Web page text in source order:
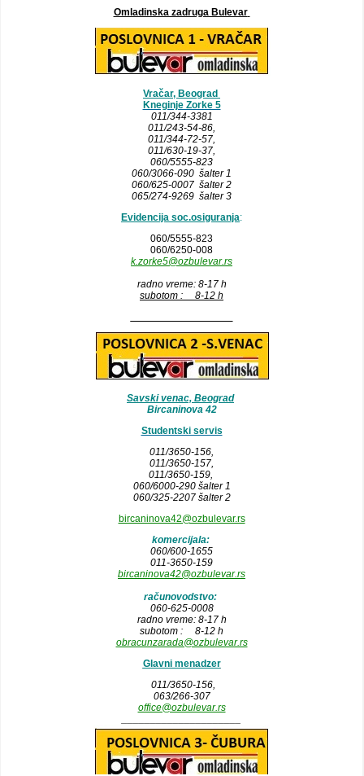
Omladinska zadruga Bulevar
Vračar, Beograd
Kneginje Zorke 5
011/344-3381
011/243-54-86,
011/344-72-57,
011/630-19-37,
060/5555-823
060/3066-090 šalter 1
060/625-0007 šalter 2
065/274-9269 šalter 3
Evidencija soc.osiguranja:
060/5555-823
060/6250-008
k.zorke5@ozbulevar.rs
radno vreme: 8-17 h
subotom : 8-12 h
Savski venac, Beograd
Bircaninova 42
Studentski servis
011/3650-156,
011/3650-157,
011/3650-159,
060/6000-290 šalter 1
060/325-2207 šalter 2
bircaninova42@ozbulevar.rs
komercijala:
060/600-1655
011-3650-159
bircaninova42@ozbulevar.rs
računovodstvo:
060-625-0008
radno vreme: 8-17 h
subotom : 8-12 h
obracunzarada@ozbulevar.rs
Glavni menadzer
011/3650-156,
063/266-307
office@ozbulevar.rs